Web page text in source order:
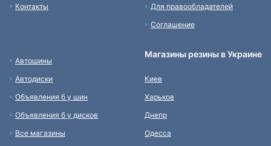
Контакты
Для правообладателей
Соглашение
Автошины
Автодиски
Объявления б у шин
Объявления б у дисков
Все магазины
Магазины резины в Украине
Киев
Харьков
Днепр
Одесса